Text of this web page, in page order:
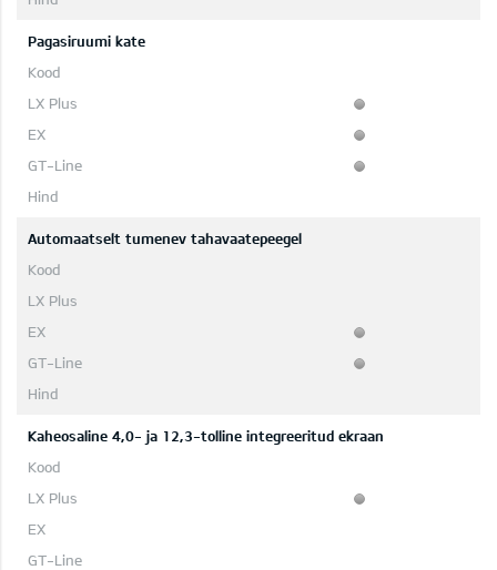
Pagasiruumi kate
Automaatselt tumenev tahavaatepeegel
Kaheosaline 4,0- ja 12,3-tolline integreeritud ekraan